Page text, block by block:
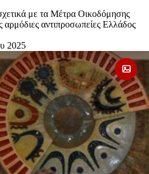
με τα Μέτρα Οικοδόμησης
αντιπροσωπείες Ελλάδος
2025